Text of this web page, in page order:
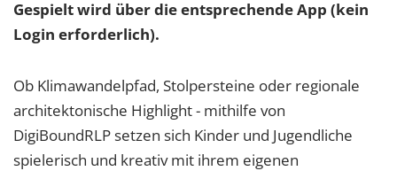
Gespielt wird über die entsprechende App (kein
Login erforderlich).
Ob Klimawandelpfad, Stolpersteine oder regionale
architektonische Highlight - mithilfe von
DigiBoundRLP setzen sich Kinder und Jugendliche
spielerisch und kreativ mit ihrem eigenen